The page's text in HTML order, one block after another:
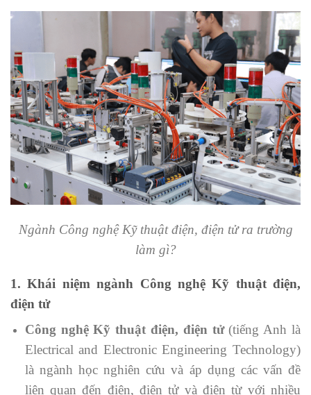
Ngành Công nghệ Kỹ thuật điện, điện tử ra trường
làm gì?
1. Khái niệm ngành Công nghệ Kỹ thuật điện,
điện tử
Công nghệ Kỹ thuật điện, điện tử (tiếng Anh là
Electrical and Electronic Engineering Technology)
là ngành học nghiên cứu và áp dụng các vấn đề
liên quan đến điện, điện tử và điện từ với nhiều